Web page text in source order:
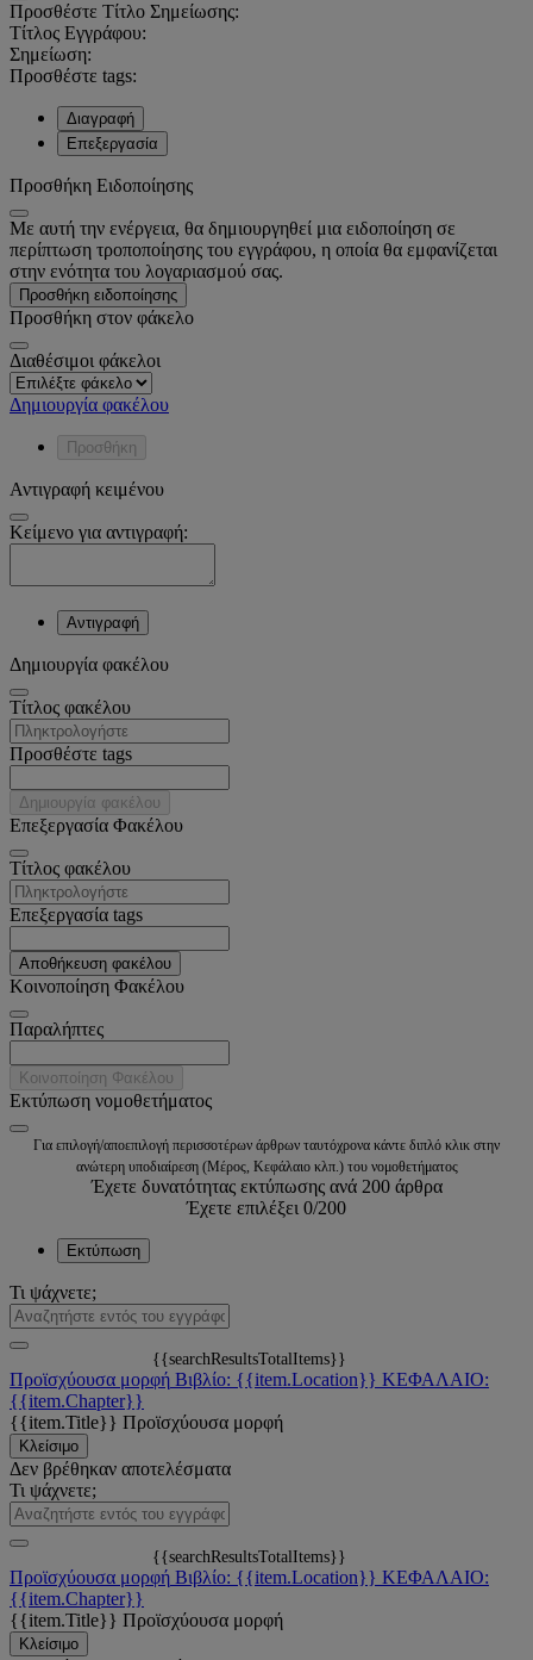
Προσθέστε Τίτλο Σημείωσης:
Τίτλος Εγγράφου:
Σημείωση:
Προσθέστε tags:
Διαγραφή
Επεξεργασία
Προσθήκη Ειδοποίησης
Με αυτή την ενέργεια, θα δημιουργηθεί μια ειδοποίηση σε
περίπτωση τροποποίησης του εγγράφου, η οποία θα εμφανίζεται
στην ενότητα του λογαριασμού σας.
Προσθήκη ειδοποίησης
Προσθήκη στον φάκελο
Διαθέσιμοι φάκελοι
Δημιουργία φακέλου
Προσθήκη
Αντιγραφή κειμένου
Κείμενο για αντιγραφή:
Αντιγραφή
Δημιουργία φακέλου
Tίτλος φακέλου
Προσθέστε tags
Δημιουργία φακέλου
Επεξεργασία Φακέλου
Tίτλος φακέλου
Επεξεργασία tags
Αποθήκευση φακέλου
Κοινοποίηση Φακέλου
Παραλήπτες
Κοινοποίηση Φακέλου
Εκτύπωση νομοθετήματος
Για επιλογή/αποεπιλογή περισσοτέρων άρθρων ταυτόχρονα κάντε διπλό κλικ στην
ανώτερη υποδιαίρεση (Μέρος, Κεφάλαιο κλπ.) του νομοθετήματος
Έχετε δυνατότητας εκτύπωσης ανά 200 άρθρα
Έχετε επιλέξει 0/200
Εκτύπωση
Τι ψάχνετε;
{{searchResultsTotalItems}}
Προϊσχύουσα μορφή Βιβλίο: {{item.Location}} ΚΕΦΑΛΑΙΟ:
{{item.Chapter}}
{{item.Title}} Προϊσχύουσα μορφή
Κλείσιμο
Δεν βρέθηκαν αποτελέσματα
Τι ψάχνετε;
{{searchResultsTotalItems}}
Προϊσχύουσα μορφή Βιβλίο: {{item.Location}} ΚΕΦΑΛΑΙΟ:
{{item.Chapter}}
{{item.Title}} Προϊσχύουσα μορφή
Κλείσιμο